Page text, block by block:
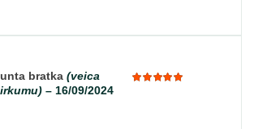
bratka (veica
– 16/09/2024